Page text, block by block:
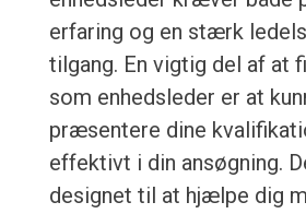
erfaring og en stærk
tilgang. En vigtig del af at
som enhedsleder er at
præsentere dine
effektivt i din ansøgning.
designet til at hjælpe dig